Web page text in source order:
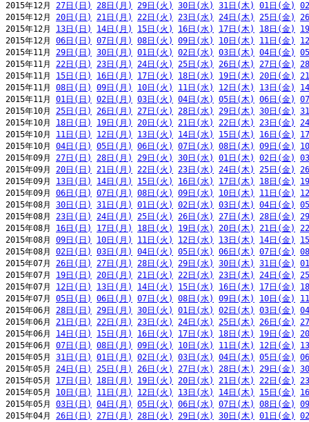
2015年12月 27日(日) 28日(月) 29日(火) 30日(水) 31日(木) 01日(金)
2015年12月 20日(日) 21日(月) 22日(火) 23日(水) 24日(木) 25日(金)
2015年12月 13日(日) 14日(月) 15日(火) 16日(水) 17日(木) 18日(金)
2015年12月 06日(日) 07日(月) 08日(火) 09日(水) 10日(木) 11日(金)
2015年11月 29日(日) 30日(月) 01日(火) 02日(水) 03日(木) 04日(金)
2015年11月 22日(日) 23日(月) 24日(火) 25日(水) 26日(木) 27日(金)
2015年11月 15日(日) 16日(月) 17日(火) 18日(水) 19日(木) 20日(金)
2015年11月 08日(日) 09日(月) 10日(火) 11日(水) 12日(木) 13日(金)
2015年11月 01日(日) 02日(月) 03日(火) 04日(水) 05日(木) 06日(金)
2015年10月 25日(日) 26日(月) 27日(火) 28日(水) 29日(木) 30日(金)
2015年10月 18日(日) 19日(月) 20日(火) 21日(水) 22日(木) 23日(金)
2015年10月 11日(日) 12日(月) 13日(火) 14日(水) 15日(木) 16日(金)
2015年10月 04日(日) 05日(月) 06日(火) 07日(水) 08日(木) 09日(金)
2015年09月 27日(日) 28日(月) 29日(火) 30日(水) 01日(木) 02日(金)
2015年09月 20日(日) 21日(月) 22日(火) 23日(水) 24日(木) 25日(金)
2015年09月 13日(日) 14日(月) 15日(火) 16日(水) 17日(木) 18日(金)
2015年09月 06日(日) 07日(月) 08日(火) 09日(水) 10日(木) 11日(金)
2015年08月 30日(日) 31日(月) 01日(火) 02日(水) 03日(木) 04日(金)
2015年08月 23日(日) 24日(月) 25日(火) 26日(水) 27日(木) 28日(金)
2015年08月 16日(日) 17日(月) 18日(火) 19日(水) 20日(木) 21日(金)
2015年08月 09日(日) 10日(月) 11日(火) 12日(水) 13日(木) 14日(金)
2015年08月 02日(日) 03日(月) 04日(火) 05日(水) 06日(木) 07日(金)
2015年07月 26日(日) 27日(月) 28日(火) 29日(水) 30日(木) 31日(金)
2015年07月 19日(日) 20日(月) 21日(火) 22日(水) 23日(木) 24日(金)
2015年07月 12日(日) 13日(月) 14日(火) 15日(水) 16日(木) 17日(金)
2015年07月 05日(日) 06日(月) 07日(火) 08日(水) 09日(木) 10日(金)
2015年06月 28日(日) 29日(月) 30日(火) 01日(水) 02日(木) 03日(金)
2015年06月 21日(日) 22日(月) 23日(火) 24日(水) 25日(木) 26日(金)
2015年06月 14日(日) 15日(月) 16日(火) 17日(水) 18日(木) 19日(金)
2015年06月 07日(日) 08日(月) 09日(火) 10日(水) 11日(木) 12日(金)
2015年05月 31日(日) 01日(月) 02日(火) 03日(水) 04日(木) 05日(金)
2015年05月 24日(日) 25日(月) 26日(火) 27日(水) 28日(木) 29日(金)
2015年05月 17日(日) 18日(月) 19日(火) 20日(水) 21日(木) 22日(金)
2015年05月 10日(日) 11日(月) 12日(火) 13日(水) 14日(木) 15日(金)
2015年05月 03日(日) 04日(月) 05日(火) 06日(水) 07日(木) 08日(金)
2015年04月 26日(日) 27日(月) 28日(火) 29日(水) 30日(木) 01日(金)